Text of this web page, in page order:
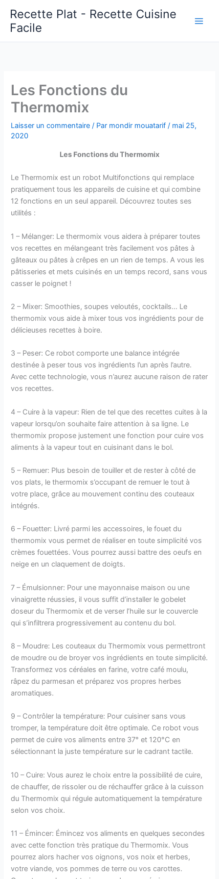
contenu
Recette Plat - Recette Cuisine
Facile
Les Fonctions du
Thermomix
Laisser un commentaire / Par mondir mouatarif/ mai 25,
2020
Les Fonctions du Thermomix
Le Thermomix est un robot Multifonctions qui remplace
pratiquement tous les appareils de cuisine et qui combine
12 fonctions en un seul appareil. Découvrez toutes ses
utilités :
1 – Mélanger: Le thermomix vous aidera à préparer toutes
vos recettes en mélangeant très facilement vos pâtes à
gâteaux ou pâtes à crêpes en un rien de temps. A vous les
pâtisseries et mets cuisinés en un temps record, sans vous
casser le poignet !
2 – Mixer: Smoothies, soupes veloutés, cocktails… Le
thermomix vous aide à mixer tous vos ingrédients pour de
délicieuses recettes à boire.
3 – Peser: Ce robot comporte une balance intégrée
destinée à peser tous vos ingrédients l’un après l’autre.
Avec cette technologie, vous n’aurez aucune raison de rater
vos recettes.
4 – Cuire à la vapeur: Rien de tel que des recettes cuites à la
vapeur lorsqu’on souhaite faire attention à sa ligne. Le
thermomix propose justement une fonction pour cuire vos
aliments à la vapeur tout en cuisinant dans le bol.
5 – Remuer: Plus besoin de touiller et de rester à côté de
vos plats, le thermomix s’occupant de remuer le tout à
votre place, grâce au mouvement continu des couteaux
intégrés.
6 – Fouetter: Livré parmi les accessoires, le fouet du
thermomix vous permet de réaliser en toute simplicité vos
crèmes fouettées. Vous pourrez aussi battre des oeufs en
neige en un claquement de doigts.
7 – Émulsionner: Pour une mayonnaise maison ou une
vinaigrette réussies, il vous suffit d’installer le gobelet
doseur du Thermomix et de verser l’huile sur le couvercle
qui s’infiltrera progressivement au contenu du bol.
8 – Moudre: Les couteaux du Thermomix vous permettront
de moudre ou de broyer vos ingrédients en toute simplicité.
Transformez vos céréales en farine, votre café moulu,
râpez du parmesan et préparez vos propres herbes
aromatiques.
9 – Contrôler la température: Pour cuisiner sans vous
tromper, la température doit être optimale. Ce robot vous
permet de cuire vos aliments entre 37° et 120°C en
sélectionnant la juste température sur le cadrant tactile.
10 – Cuire: Vous aurez le choix entre la possibilité de cuire,
de chauffer, de rissoler ou de réchauffer grâce à la cuisson
du Thermomix qui régule automatiquement la température
selon vos choix.
11 – Émincer: Émincez vos aliments en quelques secondes
avec cette fonction très pratique du Thermomix. Vous
pourrez alors hacher vos oignons, vos noix et herbes,
votre viande, vos pommes de terre ou vos carottes.